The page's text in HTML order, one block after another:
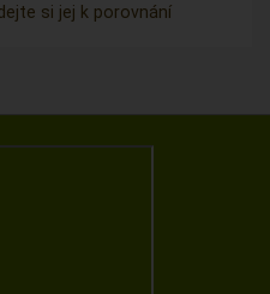
si jej k porovnání